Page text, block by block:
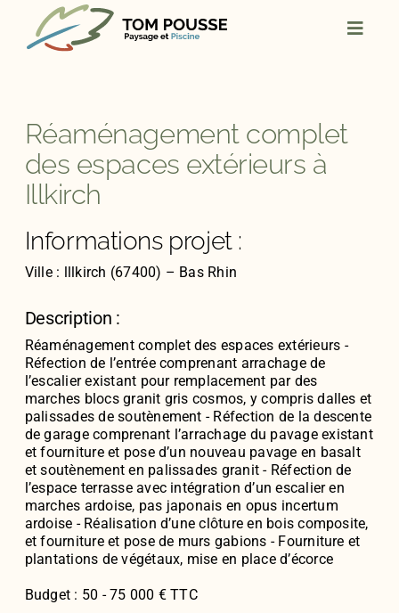
content
Réaménagement complet
des espaces extérieurs à
Illkirch
Informations projet :
Ville : lllkirch (67400) – Bas Rhin
Description :
Réaménagement complet des espaces extérieurs -
Réfection de l’entrée comprenant arrachage de
l’escalier existant pour remplacement par des
marches blocs granit gris cosmos, y compris dalles et
palissades de soutènement - Réfection de la descente
de garage comprenant l’arrachage du pavage existant
et fourniture et pose d’un nouveau pavage en basalt
et soutènement en palissades granit - Réfection de
l’espace terrasse avec intégration d’un escalier en
marches ardoise, pas japonais en opus incertum
ardoise - Réalisation d’une clôture en bois composite,
et fourniture et pose de murs gabions - Fourniture et
plantations de végétaux, mise en place d’écorce
Budget : 50 - 75 000 € TTC